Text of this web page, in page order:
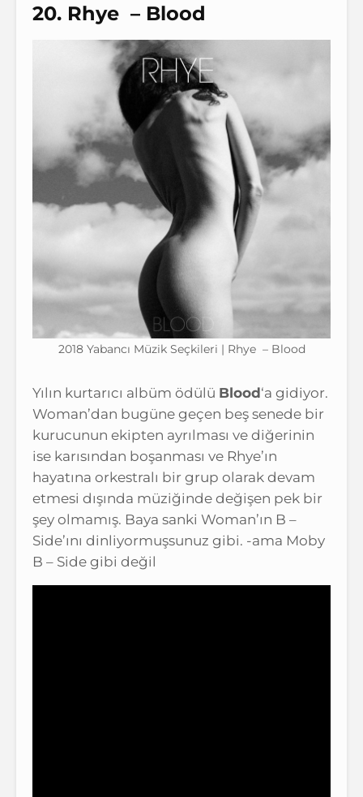
20. Rhye – Blood
2018 Yabancı Müzik Seçkileri | Rhye – Blood
Yılın kurtarıcı albüm ödülü Blood‘a gidiyor.
Woman’dan bugüne geçen beş senede bir
kurucunun ekipten ayrılması ve diğerinin
ise karısından boşanması ve Rhye’ın
hayatına orkestralı bir grup olarak devam
etmesi dışında müziğinde değişen pek bir
şey olmamış. Baya sanki Woman’ın B –
Side’ını dinliyormuşsunuz gibi. -ama Moby
B – Side gibi değil